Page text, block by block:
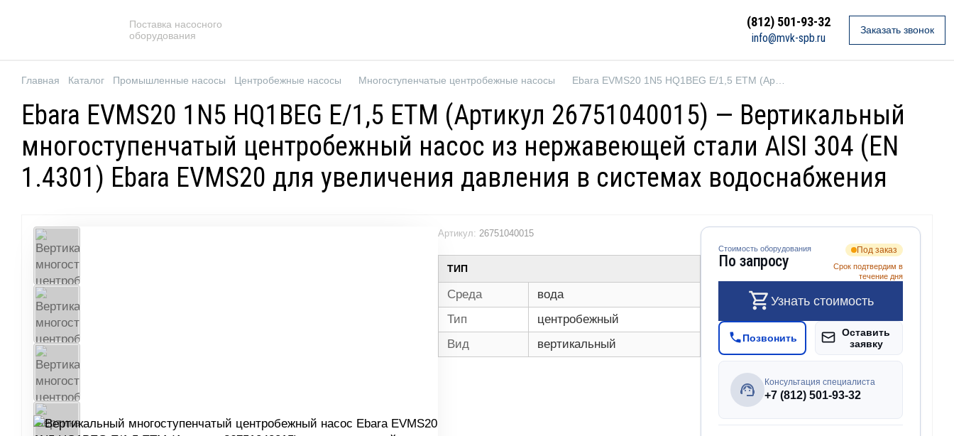
Поставка насосного
оборудования
(812) 501-93-32
info@mvk-spb.ru
Заказать звонок
Главная Каталог Промышленные насосы Центробежные насосы Многоступенчатые центробежные насосы
Ebara EVMS20 1N5 HQ1BEG E/1,5 ETM (Артикул 26751040015) — Вертикальный
многоступенчатый центробежный насос из нержавеющей стали AISI 304 (EN
1.4301) Ebara EVMS20 для увеличения давления в системах водоснабжения
Артикул: 26751040015
ТИП
Среда
вода
Тип
центробежный
Вид
вертикальный
Стоимость оборудования
По запросу
Под заказ
Срок подтвердим в
течение дня
Узнать стоимость
Позвонить
Оставить
заявку
Консультация специалиста
+7 (812) 501-93-32